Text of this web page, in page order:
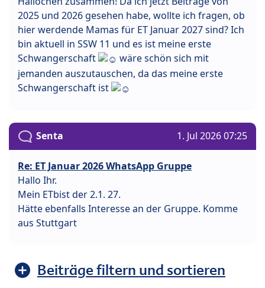
2025 und 2026 gesehen habe, wollte ich fragen, ob
hier werdende Mamas für ET Januar 2027 sind? Ich
bin aktuell in SSW 11 und es ist meine erste
Schwangerschaft
wäre schön sich mit
jemanden auszutauschen, da das meine erste
Schwangerschaft ist
Senta 1. Jul 2026 07:25
Re: ET Januar 2026 WhatsApp Gruppe
Hallo Ihr.
Mein ETbist der 2.1. 27.
Hätte ebenfalls Interesse an der Gruppe. Komme
aus Stuttgart
Beiträge filtern und sortieren